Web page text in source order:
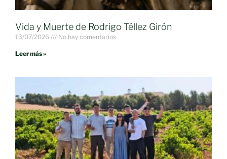
Vida y Muerte de Rodrigo Téllez Girón
13/07/2026 No hay comentarios
Leer más »